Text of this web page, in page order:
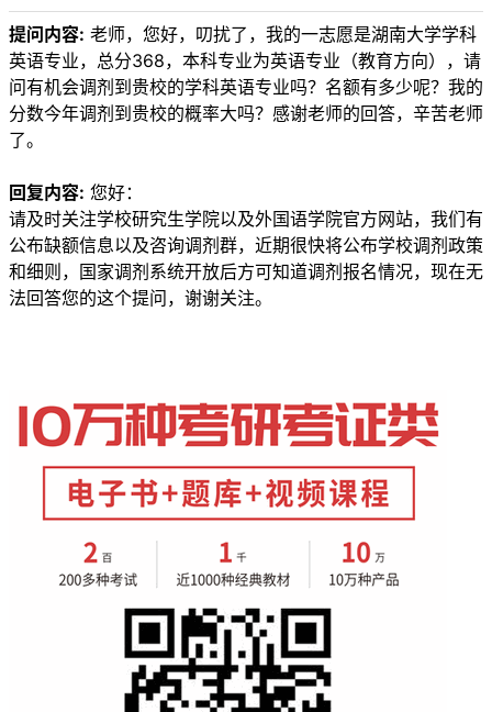
提问内容: 老师，您好，叨扰了，我的一志愿是湖南大学学科
英语专业，总分368，本科专业为英语专业（教育方向），请
问有机会调剂到贵校的学科英语专业吗？名额有多少呢？我的
分数今年调剂到贵校的概率大吗？感谢老师的回答，辛苦老师
了。
回复内容: 您好：
请及时关注学校研究生学院以及外国语学院官方网站，我们有
公布缺额信息以及咨询调剂群，近期很快将公布学校调剂政策
和细则，国家调剂系统开放后方可知道调剂报名情况，现在无
法回答您的这个提问，谢谢关注。